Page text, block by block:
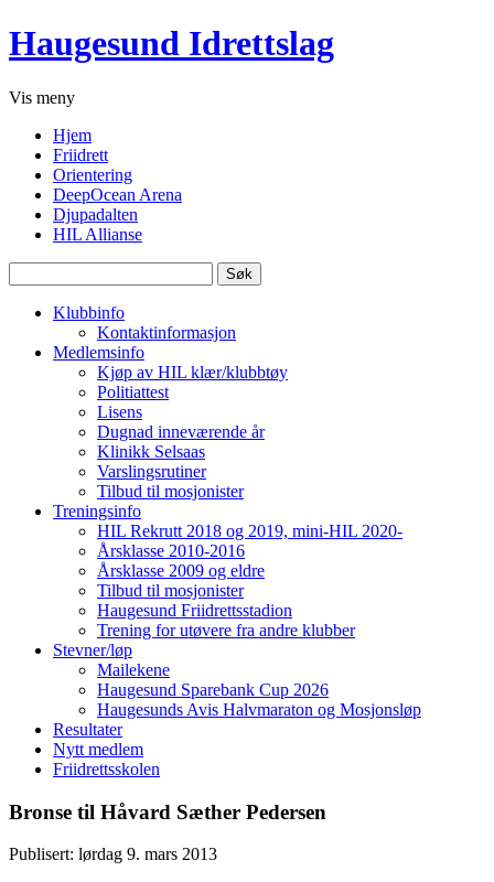
Haugesund Idrettslag
Vis meny
Hjem
Friidrett
Orientering
DeepOcean Arena
Djupadalten
HIL Allianse
etter:
Klubbinfo
Kontaktinformasjon
Medlemsinfo
Kjøp av HIL klær/klubbtøy
Politiattest
Lisens
Dugnad inneværende år
Klinikk Selsaas
Varslingsrutiner
Tilbud til mosjonister
Treningsinfo
HIL Rekrutt 2018 og 2019, mini-HIL 2020-
Årsklasse 2010-2016
Årsklasse 2009 og eldre
Tilbud til mosjonister
Haugesund Friidrettsstadion
Trening for utøvere fra andre klubber
Stevner/løp
Mailekene
Haugesund Sparebank Cup 2026
Haugesunds Avis Halvmaraton og Mosjonsløp
Resultater
Nytt medlem
Friidrettsskolen
Bronse til Håvard Sæther Pedersen
Publisert: lørdag 9. mars 2013